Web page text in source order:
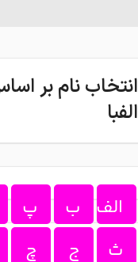
انتخاب نام بر
الفبا
الف ب
پ
ث
ج
چ